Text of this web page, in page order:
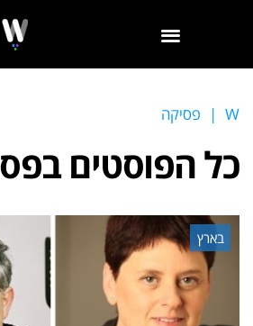
W
| פסיקה
כל הפוסטים ב
בארץ